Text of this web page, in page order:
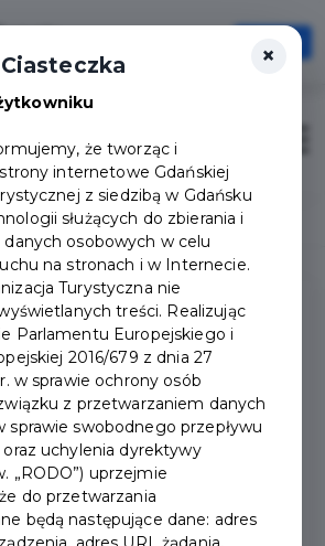
zawsze pod ręką
Otwórz
promocyjnych
MATERIAŁÓW
promocyjne przysługują
Organizacji Turystycznej
strategicznym.
×
że tworząc i
internetowe Gdańskiej
z siedzibą w Gdańsku
służących do zbierania i
osobowych w celu
na stronach i w Internecie.
Turystyczna nie
treści. Realizując
Parlamentu Europejskiego i
2016/679 z dnia 27
w sprawie ochrony osób
z przetwarzaniem danych
sprawie swobodnego przepływu
uchylenia dyrektywy
„RODO”) uprzejmie
do przetwarzania
będą następujące dane: adres